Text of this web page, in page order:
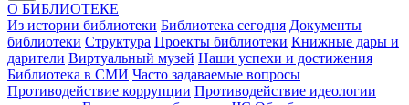
О БИБЛИОТЕКЕ
Из истории библиотеки Библиотека сегодня Документы
библиотеки Структура Проекты библиотеки Книжные дары и
дарители Виртуальный музей Наши успехи и достижения
Библиотека в СМИ Часто задаваемые вопросы
Противодействие коррупции Противодействие идеологии